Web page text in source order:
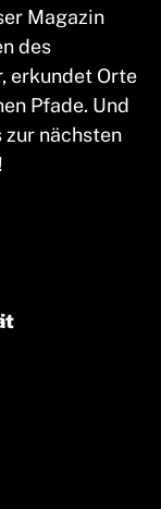
Magazin
des
erkundet Orte
Pfade. Und
zur nächsten